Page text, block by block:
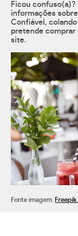
Ficou confuso(a)?
informações
Confiável,
pretende comprar
site.
Fonte imagem: